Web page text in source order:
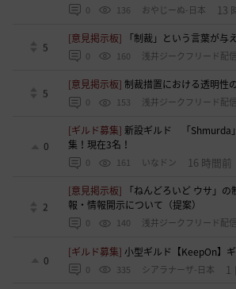
0 136 おやじーぬ-日本 13
5
[意見掲示板] 「制裁」という言葉が与
0 160 浅井ジークフリード配
5
[意見掲示板]制裁措置における透明性
0 153 浅井ジークフリード配
0
[ギルド募集]新設ギルド 「Shmurda
集！現在3名！
0 161 いなドン 16 時間前
2
[意見掲示板]
「ねんどろいど ウサ」
報・情報開示について（提案）
0 140 浅井ジークフリード配
0
[ギルド募集]小型ギルド【KeepOn】
0 335 シアラナーザ-日本 1